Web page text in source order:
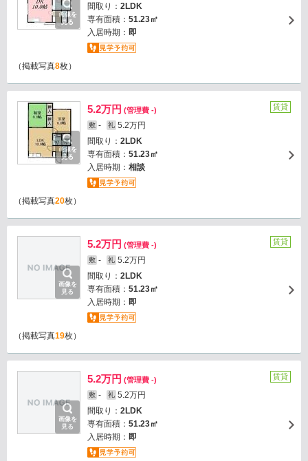
画像を
見る
間取り： 2LDK
専有面積： 51.23㎡
入居時期： 即
（掲載写真8枚）
画像を
見る
5.2万円 (管理費 -)
敷 - 礼 5.2万円
間取り： 2LDK
専有面積： 51.23㎡
入居時期： 相談
賃貸
（掲載写真20枚）
画像を
見る
5.2万円 (管理費 -)
敷 - 礼 5.2万円
間取り： 2LDK
専有面積： 51.23㎡
入居時期： 即
賃貸
（掲載写真19枚）
画像を
見る
5.2万円 (管理費 -)
敷 - 礼 5.2万円
間取り： 2LDK
専有面積： 51.23㎡
入居時期： 即
賃貸